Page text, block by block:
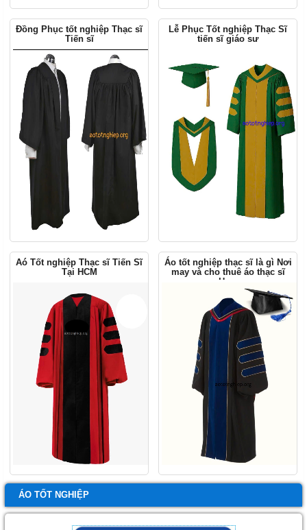
ÁO TỐT NGHIỆP
Đồng Phục tốt nghiệp Thạc sĩ
Tiến sĩ
Lễ Phục Tốt nghiệp Thạc Sĩ
tiến sĩ giáo sư
Aó Tốt nghiệp Thạc sĩ Tiến Sĩ
Tại HCM
Áo tốt nghiệp thạc sĩ là gì Nơi
may và cho thuê áo thạc sĩ
Hcm